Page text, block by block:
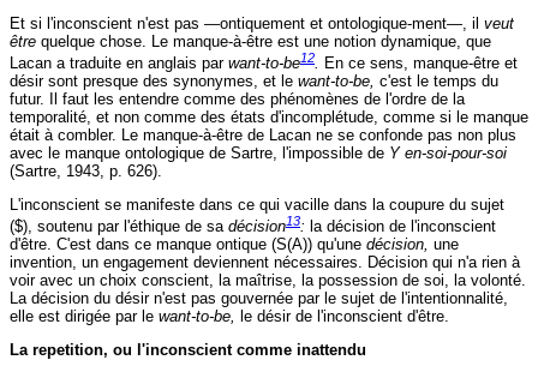
Et si l'inconscient n'est pas —ontiquement et ontologique-ment—, il veut
être quelque chose. Le manque-à-être est une notion dynamique, que
Lacan a traduite en anglais par want-to-be12. En ce sens, manque-être et
désir sont presque des synonymes, et le want-to-be, c'est le temps du
futur. Il faut les entendre comme des phénomènes de l'ordre de la
temporalité, et non comme des états d'incomplétude, comme si le manque
était à combler. Le manque-à-être de Lacan ne se confonde pas non plus
avec le manque ontologique de Sartre, l'impossible de Y en-soi-pour-soi
(Sartre, 1943, p. 626).
L'inconscient se manifeste dans ce qui vacille dans la coupure du sujet
($), soutenu par l'éthique de sa décision13: la décision de l'inconscient
d'être. C'est dans ce manque ontique (S(A)) qu'une décision, une
invention, un engagement deviennent nécessaires. Décision qui n'a rien à
voir avec un choix conscient, la maîtrise, la possession de soi, la volonté.
La décision du désir n'est pas gouvernée par le sujet de l'intentionnalité,
elle est dirigée par le want-to-be, le désir de l'inconscient d'être.
La repetition, ou l'inconscient comme inattendu